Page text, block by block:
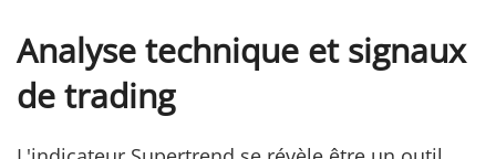
Analyse technique et signaux
de trading